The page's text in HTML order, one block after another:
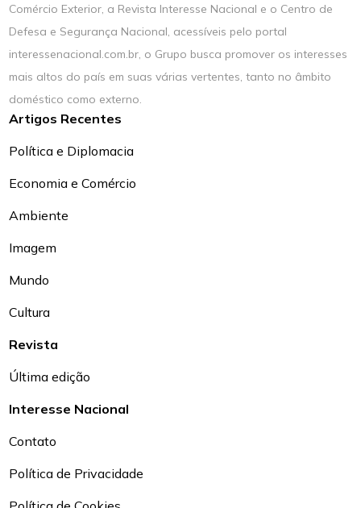
Comércio Exterior, a Revista Interesse Nacional e o Centro de
Defesa e Segurança Nacional, acessíveis pelo portal
interessenacional.com.br, o Grupo busca promover os interesses
mais altos do país em suas várias vertentes, tanto no âmbito
doméstico como externo.
Artigos Recentes
Política e Diplomacia
Economia e Comércio
Ambiente
Imagem
Mundo
Cultura
Revista
Última edição
Interesse Nacional
Contato
Política de Privacidade